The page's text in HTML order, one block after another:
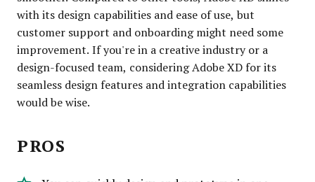
with its design capabilities and ease of use, but
customer support and onboarding might need some
improvement. If you're in a creative industry or a
design-focused team, considering Adobe XD for its
seamless design features and integration capabilities
would be wise.
PROS